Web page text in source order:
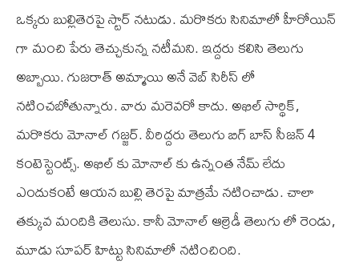
ఒక్కరు బుల్లితెరపై స్టార్ నటుడు. మరొకరు సినిమాలో హీరోయిన్
గా మంచి పేరు తెచ్చుకున్న నటీమని. ఇద్దరు కలిసి తెలుగు
అబ్బాయి. గుజరాత్ అమ్మాయి అనే వెబ్ సిరీస్ లో
నటించబోతున్నారు. వారు మరెవరో కాదు. అఖిల్ సార్థిక్,
మరొకరు మోనాల్ గజ్జర్. వీరిద్దరు తెలుగు బిగ్ బాస్ సీజన్ 4
కంటెస్టెంట్స్. అఖిల్ కు మోనాల్ కు ఉన్నంత నేమ్ లేదు
ఎందుకంటే ఆయన బుల్లి తెరపై మాత్రమే నటించాడు. చాలా
తక్కువ మందికి తెలుసు. కానీ మోనాల్ ఆల్రెడీ తెలుగు లో రెండు,
మూడు సూపర్ హిట్టు సినిమాలో నటించింది.